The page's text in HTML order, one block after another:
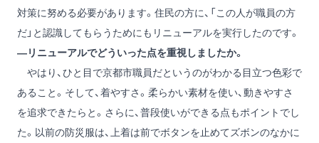
対策に努める必要があります。住民の方に、「この人が職員の方
だ」と認識してもらうためにもリニューアルを実行したのです。
―リニューアルでどういった点を重視しましたか。
やはり、ひと目で京都市職員だというのがわかる目立つ色彩で
あること。そして、着やすさ。柔らかい素材を使い、動きやすさ
を追求できたらと。さらに、普段使いができる点もポイントでし
た。以前の防災服は、上着は前でボタンを止めてズボンのなかに